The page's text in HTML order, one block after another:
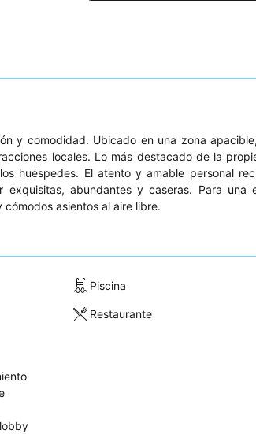
y comodidad. Ubicado en una zona
locales. Lo más destacado de la
huéspedes. El atento y amable personal
abundantes y caseras. Para una
cómodos asientos al aire libre.
Piscina
Restaurante